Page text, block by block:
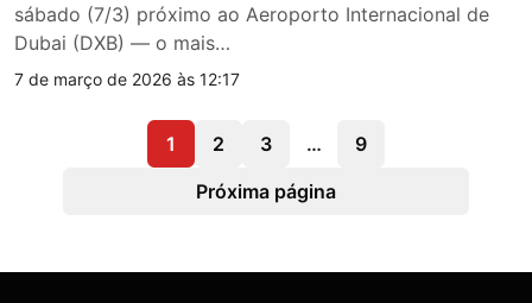
sábado (7/3) próximo ao Aeroporto Internacional de
Dubai (DXB) — o mais…
7 de março de 2026 às 12:17
1 2 3 …
9
Próxima página